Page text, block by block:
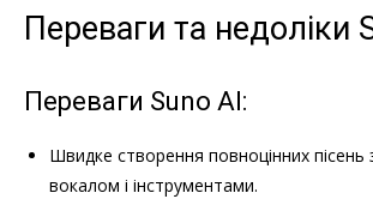
Переваги та недоліки
Переваги Suno AI:
Швидке створення повноцінних пісень
вокалом і інструментами.